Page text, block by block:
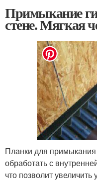
Примыкание
стене. Мягкая
Планки для
обработать с
что позволит